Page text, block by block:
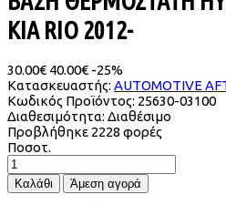
KIA RIO 2012-
30.00€ 40.00€ -25%
Κατασκευαστής: AUTOMOTIVE
Κωδικός Προϊόντος: 25630-03100
Διαθεσιμότητα: Διαθέσιμο
Προβλήθηκε 2228 φορές
Ποσοτ.